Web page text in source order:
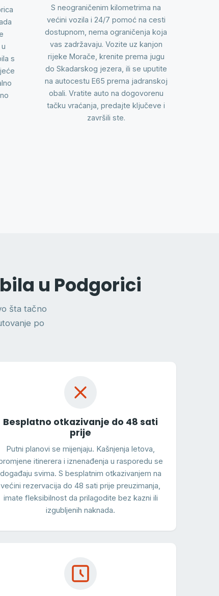
s
S neograničenim kilometrima na
većini vozila i 24/7 pomoć na cesti
dostupnom, nema ograničenja koja
vas zadržavaju. Vozite uz kanjon
rijeke Morače, krenite prema jugu
do Skadarskog jezera, ili se uputite
na autocestu E65 prema jadranskoj
obali. Vratite auto na dogovorenu
tačku vraćanja, predajte ključeve i
završili ste.
u Podgorici
šta tačno
po
Besplatno otkazivanje do 48 sati
prije
Putni planovi se mijenjaju. Kašnjenja letova,
itinerera i iznenađenja u rasporedu se
događaju svima. S besplatnim otkazivanjem na
većini rezervacija do 48 sati prije preuzimanja,
imate fleksibilnost da prilagodite bez kazni ili
izgubljenih naknada.